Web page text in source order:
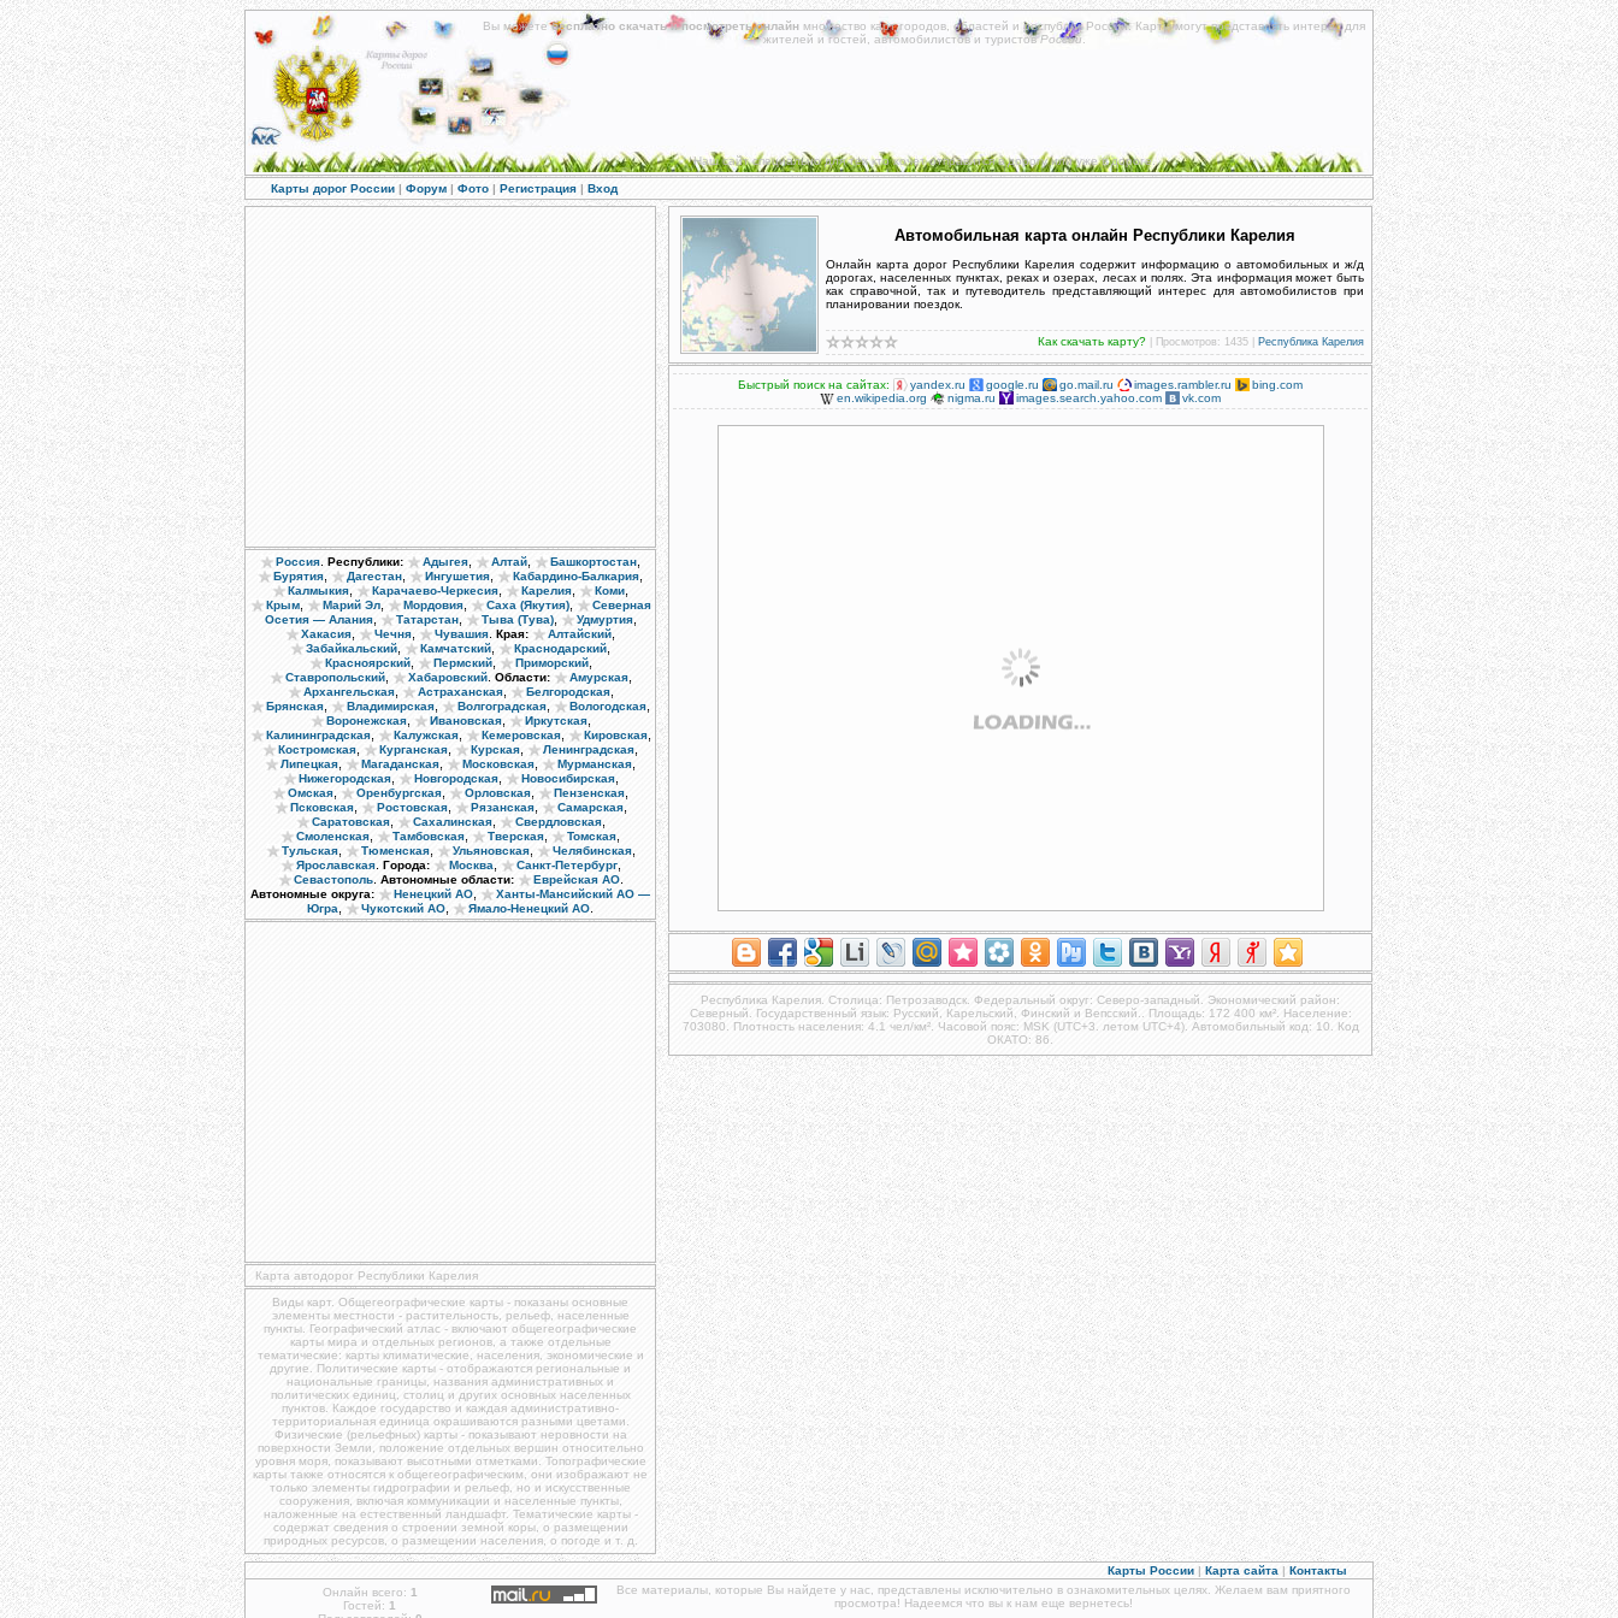
Вы можетебесплатно скачатьипосмотреть онлайн множество карт городов, областей и республик России. Карты могут представлять интерес для
жителей и гостей, автомобилистов и туристовРоссии
Наш сайт специально для тех кто хочет отправится в дорогу или уже в дороге.
Карты дорог России | Форум | Фото | Регистрация | Вход
Россия Республики: Адыгея Алтай Башкортостан
Бурятия Дагестан Ингушетия Кабардино-Балкария
Калмыкия Карачаево-Черкесия Карелия Коми
Крым, Марий Эл, Мордовия, Саха (Якутия),
Северная
Осетия — Алания, Татарстан, Тыва (Тува), Удмуртия,
Хакасия Чечня Чувашия Края: Алтайский
Забайкальский Камчатский Краснодарский
Красноярский, Пермский, Приморский,
Ставропольский, Хабаровский. Области: Амурская,
Архангельская, Астраханская, Белгородская,
Брянская Владимирская Волгоградская Вологодская
Воронежская, Ивановская, Иркутская,
Калининградская, Калужская, Кемеровская, Кировская,
Костромская Курганская Курская Ленинградская
Липецкая Магаданская Московская Мурманская
Нижегородская, Новгородская, Новосибирская,
Омская Оренбургская Орловская Пензенская
Псковская, Ростовская, Рязанская, Самарская,
Саратовская, Сахалинская, Свердловская,
Смоленская Тамбовская Тверская Томская
Тульская, Тюменская, Ульяновская, Челябинская,
Ярославская. Города: Москва Санкт-Петербург,
Севастополь. Автономные области: Еврейская АО.
Автономные округа: Ненецкий АО
Ханты-Мансийский АО —
Югра
Чукотский АО Ямало-Ненецкий АО
Карта автодорог Республики Карелия
Виды карт. Общегеографические карты - показаны основные
элементы местности - растительность, рельеф, населенные
пункты. Географический атлас - включают общегеографические
карты мира и отдельных регионов, а также отдельные
тематические: карты климатические, населения, экономические и
другие. Политические карты - отображаются региональные и
национальные границы, названия административных и
политических единиц, столиц и других основных населенных
пунктов. Каждое государство и каждая административно-
территориальная единица окрашиваются разными цветами.
Физические (рельефных) карты - показывают неровности на
поверхности Земли, положение отдельных вершин относительно
уровня моря, показывают высотными отметками. Топографические
карты также относятся к общегеографическим, они изображают не
только элементы гидрографии и рельеф, но и искусственные
сооружения, включая коммуникации и населенные пункты,
наложенные на естественный ландшафт. Тематические карты -
содержат сведения о строении земной коры, о размещении
природных ресурсов, о размещении населения, о погоде и т. д.
Автомобильная карта онлайн Республики Карелия
Онлайн карта дорог Республики Карелия содержит информацию о автомобильных и ж/д
дорогах, населенных пунктах, реках и озерах, лесах и полях. Эта информация может быть
как справочной, так и путеводитель представляющий интерес для автомобилистов при
планировании поездок.
Как скачать карту? | Просмотров: 1435 | Республика Карелия
Быстрый поиск на сайтах: yandex.ru google.ru go.mail.ru images.rambler.ru
bing.com
en.wikipedia.org
nigma.ru images.search.yahoo.com vk.com
Республика Карелия . Столица: Петрозаводск. Федеральный округ: Северо-западный. Экономический район:
Северный. Государственный язык: Русский, Карельский, Финский и Вепсский.. Площадь: 172 400 км². Население:
703080. Плотность населения: 4.1 чел/км². Часовой пояс: MSK (UTC+3. летом UTC+4). Автомобильный код: 10. Код
ОКАТО: 86.
Карты России | Карта сайта | Контакты
Онлайн всего: 1
Гостей: 1
Все материалы, которые Вы найдете у нас, представлены исключительно в ознакомительных целях. Желаем вам приятного
просмотра! Надеемся что вы к нам еще вернетесь!